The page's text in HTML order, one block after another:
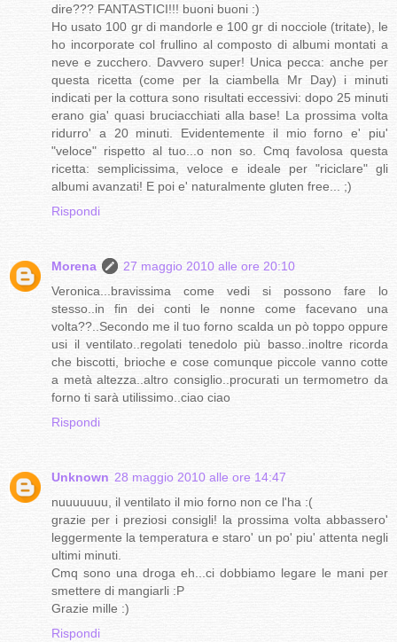
dire??? FANTASTICI!!! buoni buoni :)
Ho usato 100 gr di mandorle e 100 gr di nocciole (tritate), le
ho incorporate col frullino al composto di albumi montati a
neve e zucchero. Davvero super! Unica pecca: anche per
questa ricetta (come per la ciambella Mr Day) i minuti
indicati per la cottura sono risultati eccessivi: dopo 25 minuti
erano gia' quasi bruciacchiati alla base! La prossima volta
ridurro' a 20 minuti. Evidentemente il mio forno e' piu'
"veloce" rispetto al tuo...o non so. Cmq favolosa questa
ricetta: semplicissima, veloce e ideale per "riciclare" gli
albumi avanzati! E poi e' naturalmente gluten free... ;)
Rispondi
Morena
27 maggio 2010 alle ore 20:10
Veronica...bravissima come vedi si possono fare lo
stesso..in fin dei conti le nonne come facevano una
volta??..Secondo me il tuo forno scalda un pò toppo oppure
usi il ventilato..regolati tenedolo più basso..inoltre ricorda
che biscotti, brioche e cose comunque piccole vanno cotte
a metà altezza..altro consiglio..procurati un termometro da
forno ti sarà utilissimo..ciao ciao
Rispondi
Unknown 28 maggio 2010 alle ore 14:47
nuuuuuuu, il ventilato il mio forno non ce l'ha :(
grazie per i preziosi consigli! la prossima volta abbassero'
leggermente la temperatura e staro' un po' piu' attenta negli
ultimi minuti.
Cmq sono una droga eh...ci dobbiamo legare le mani per
smettere di mangiarli :P
Grazie mille :)
Rispondi